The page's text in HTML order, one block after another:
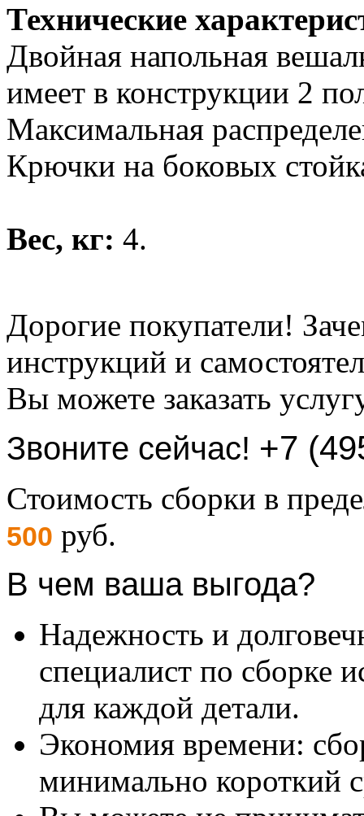
Технические
Двойная напольная
имеет в конструкции 2
Максимальная
Крючки на боковых
Вес, кг: 4.
Дорогие покупатели!
инструкций и
Вы можете заказать
Звоните сейчас! +7
Стоимость сборки в
500 руб.
В чем ваша выгода?
Надежность и
специалист по сборке
для каждой детали.
Экономия времени:
минимально короткий